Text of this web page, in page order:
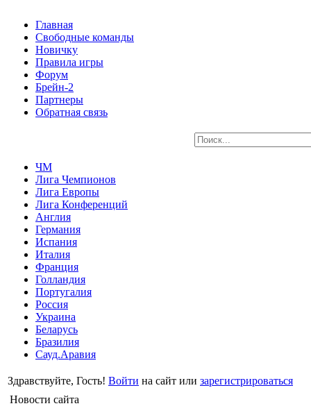
Главная
Свободные команды
Новичку
Правила игры
Форум
Брейн-2
Партнеры
Обратная связь
ЧМ
Лига Чемпионов
Лига Европы
Лига Конференций
Англия
Германия
Испания
Италия
Франция
Голландия
Португалия
Россия
Украина
Беларусь
Бразилия
Сауд.Аравия
Здравствуйте, Гость! Войти на сайт или зарегистрироваться
Новости сайта